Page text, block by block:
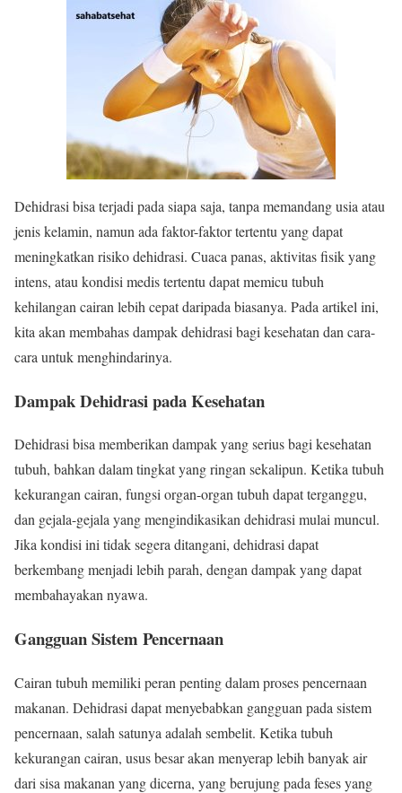
Dehidrasi bisa terjadi pada siapa saja, tanpa memandang usia atau
jenis kelamin, namun ada faktor-faktor tertentu yang dapat
meningkatkan risiko dehidrasi. Cuaca panas, aktivitas fisik yang
intens, atau kondisi medis tertentu dapat memicu tubuh
kehilangan cairan lebih cepat daripada biasanya. Pada artikel ini,
kita akan membahas dampak dehidrasi bagi kesehatan dan cara-
cara untuk menghindarinya.
Dampak Dehidrasi pada Kesehatan
Dehidrasi bisa memberikan dampak yang serius bagi kesehatan
tubuh, bahkan dalam tingkat yang ringan sekalipun. Ketika tubuh
kekurangan cairan, fungsi organ-organ tubuh dapat terganggu,
dan gejala-gejala yang mengindikasikan dehidrasi mulai muncul.
Jika kondisi ini tidak segera ditangani, dehidrasi dapat
berkembang menjadi lebih parah, dengan dampak yang dapat
membahayakan nyawa.
Gangguan Sistem Pencernaan
Cairan tubuh memiliki peran penting dalam proses pencernaan
makanan. Dehidrasi dapat menyebabkan gangguan pada sistem
pencernaan, salah satunya adalah sembelit. Ketika tubuh
kekurangan cairan, usus besar akan menyerap lebih banyak air
dari sisa makanan yang dicerna, yang berujung pada feses yang